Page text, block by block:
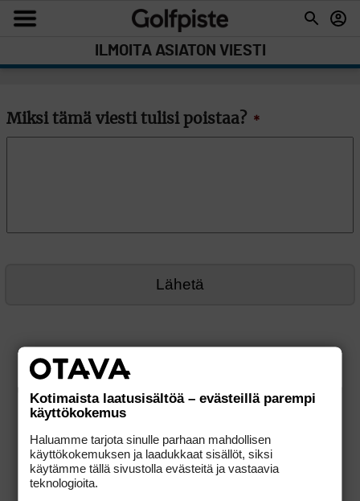
ILMOITA ASIATON VIESTI
Miksi tämä viesti tulisi poistaa? *
Kotimaista laatusisältöä – evästeillä parempi
käyttökokemus
Haluamme tarjota sinulle parhaan mahdollisen
käyttökokemuksen ja laadukkaat sisällöt, siksi
käytämme tällä sivustolla evästeitä ja vastaavia
teknologioita.